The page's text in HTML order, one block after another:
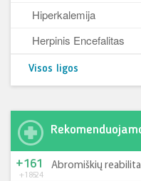
Hiperkalemija
Herpinis Encefalitas
Visos ligos
+185-24
+161 Abromiškių